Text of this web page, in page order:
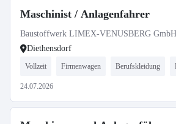
Maschinist / Anlagenfahrer
Baustoffwerk LIMEX-VENUSBERG GmbH
Diethensdorf
Vollzeit Firmenwagen Berufskleidung
24.07.2026